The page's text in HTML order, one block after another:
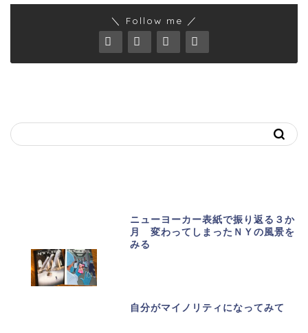
＼ Follow me ／
ニューヨーカー表紙で振り返る３か
月 変わってしまったＮＹの風景を
みる
自分がマイノリティになってみて